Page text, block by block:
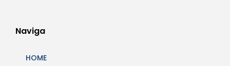
Naviga
HOME